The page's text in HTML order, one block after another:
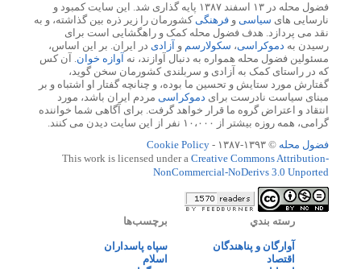
فضول محله در ۱۳ اسفند ۱۳۸۷ پایه گذاری شد. این سایت کمبود و
نارسایی های سیاسی و فرهنگیکشورمان را زیر ذره بین گذاشته، و به
نقد می پردازد. هدف فضول محله کمک و راهگشایی است برای
رسیدن به دموکراسی، سکولارسم و آزادی در ایران. بر این اساس،
مسئولین فضول محله همواره به دنبال آوازند، نه آوازه خوان. آن کس
که در راستای کمک به آزادی و سربلندی کشورمان سخن گوید،
گفتارش مورد ستایش و تحسین ما بوده، و چنانچه گفتار او اشتباه و بر
مبنای سیاست نادرست برای دموکراسی مردم ایران باشد، مورد
انتقاد و اعتراض گروه ما قرار خواهد گرفت. برای آگاهی شما خواننده
گرامی، همه روزه بیشتر از ۱۰،۰۰۰ نفر از این سایت دیدن می کنند.
فضول محله © ۱۳۹۳-۱۳۸۷ -
Cookie Policy
This work is licensed under a Creative Commons Attribution-
NonCommercial-NoDerivs 3.0 Unported
رسته بندي
آوارگان و پناهندگان
اقتصاد
برچسب‌ها
سپاه پاسداران
اسلام